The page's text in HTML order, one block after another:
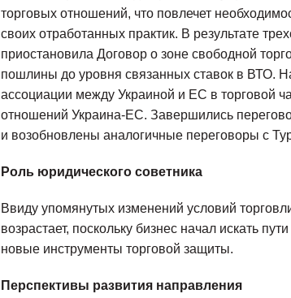
торговых отношений, что повлечет
своих отработанных практик. В результате
приостановила Договор о зоне свободной
пошлины до уровня связанных ставок в ВТО.
ассоциации между Украиной и ЕС в торговой
отношений Украина-ЕС. Завершились
и возобновлены аналогичные переговоры с
Роль юридического советника
Ввиду упомянутых изменений условий
возрастает, поскольку бизнес начал искать
новые инструменты торговой защиты.
Перспективы развития направления